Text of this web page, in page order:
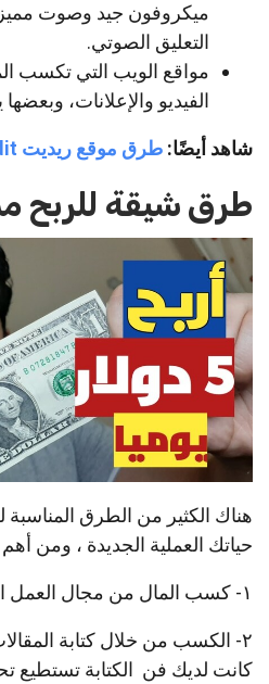
ميكروفون جيد وصوت مميز
التعليق الصوتي.
مواقع الويب التي تكسب
الفيديو والإعلانات،
شاهد أيضًا: طرق موقع ريديت redditلتحقيق الربح
طرق شيقة للربح
هناك الكثير من الطرق المناسبة
حياتك العملية الجديدة ، ومن
١- كسب المال من مجال العمل الحر.
٢- الكسب من خلال كتابة
كانت لديك فن الكتابة تستطيع